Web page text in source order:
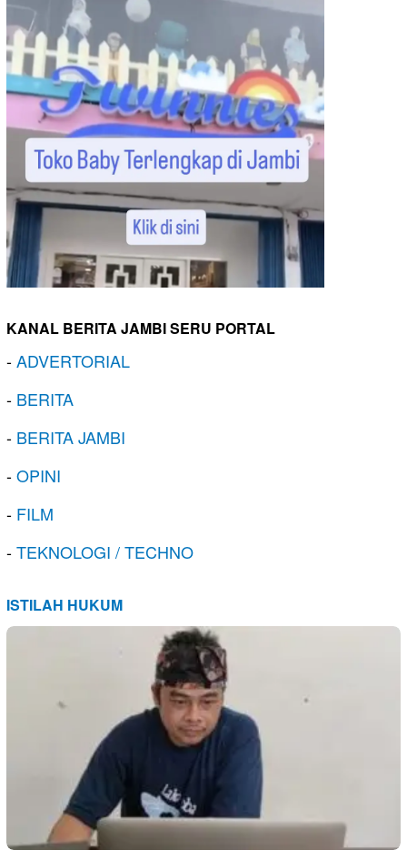
KANAL BERITA JAMBI SERU PORTAL
-ADVERTORIAL
- BERITA
- BERITA JAMBI
-OPINI
- FILM
-TEKNOLOGI / TECHNO
ISTILAH HUKUM